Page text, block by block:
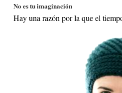
No es tu imaginación
Hay una razón por la que el